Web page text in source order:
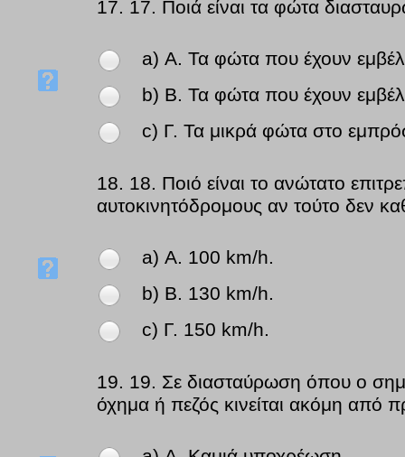
17. 17. Ποιά είναι τα φώτα
a) Α. Τα φώτα που έχουν
b) Β. Τα φώτα που έχουν
c) Γ. Τα μικρά φώτα στο
18. 18. Ποιό είναι το ανώτατο
αυτοκινητόδρομους αν τούτο δεν
a) Α. 100 km/h.
b) Β. 130 km/h.
c) Γ. 150 km/h.
19. 19. Σε διασταύρωση όπου ο
όχημα ή πεζός κινείται ακόμη από